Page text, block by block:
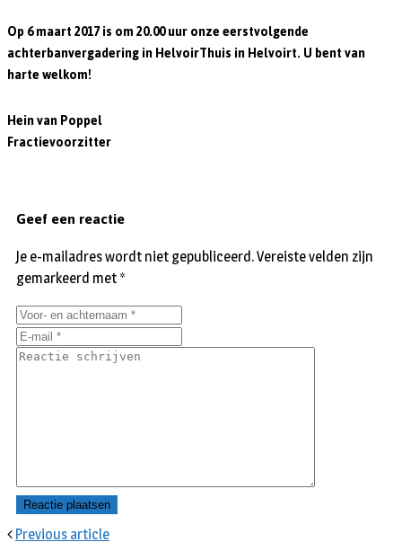
Op 6 maart 2017 is om 20.00 uur onze eerstvolgende
achterbanvergadering in HelvoirThuis in Helvoirt. U bent van
harte welkom!
Hein van Poppel
Fractievoorzitter
Previous article
Geef een reactie
Je e-mailadres wordt niet gepubliceerd.Vereiste velden zijn
gemarkeerd met *